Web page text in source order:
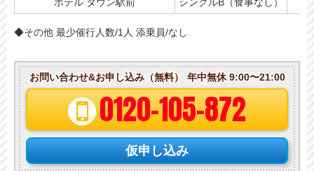
◆その他 最少催行人数/1人 添乗員/なし
お問い合わせ&お申し込み（無料） 年中無休 9:00〜21:00
0120-105-872
仮申し込み